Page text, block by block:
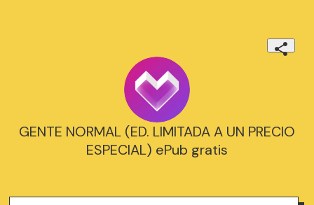
GENTE NORMAL (ED. LIMITADA A UN PRECIO
ESPECIAL) ePub gratis